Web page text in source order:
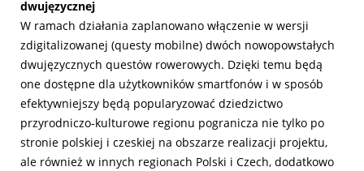
dwujęzycznej
W ramach działania zaplanowano włączenie w wersji
zdigitalizowanej (questy mobilne) dwóch nowopowstałych
dwujęzycznych questów rowerowych. Dzięki temu będą
one dostępne dla użytkowników smartfonów i w sposób
efektywniejszy będą popularyzować dziedzictwo
przyrodniczo-kulturowe regionu pogranicza nie tylko po
stronie polskiej i czeskiej na obszarze realizacji projektu,
ale również w innych regionach Polski i Czech, dodatkowo